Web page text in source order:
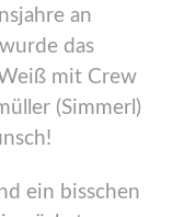
an
das
mit Crew
(Simmerl)
ein bisschen